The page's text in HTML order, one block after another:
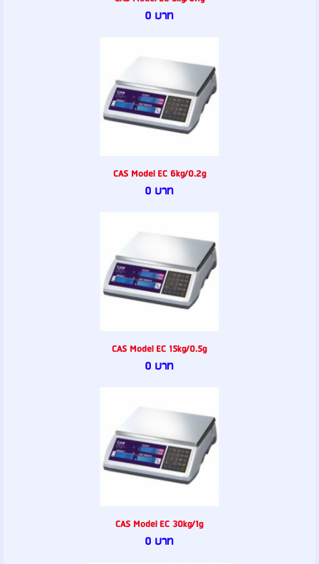
0 บาท
CAS Model EC 6kg/0.2g
0 บาท
CAS Model EC 15kg/0.5g
0 บาท
CAS Model EC 30kg/1g
0 บาท